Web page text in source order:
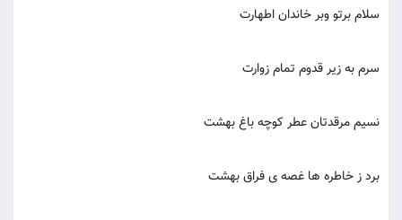
سلام برتو وبر خاندان اطهارت
سرم به زیر قدوم تمام زوارت
نسیم مرقدتان عطر کوچه باغ بهشت
برد ز خاطره ها غصه ی فراق بهشت